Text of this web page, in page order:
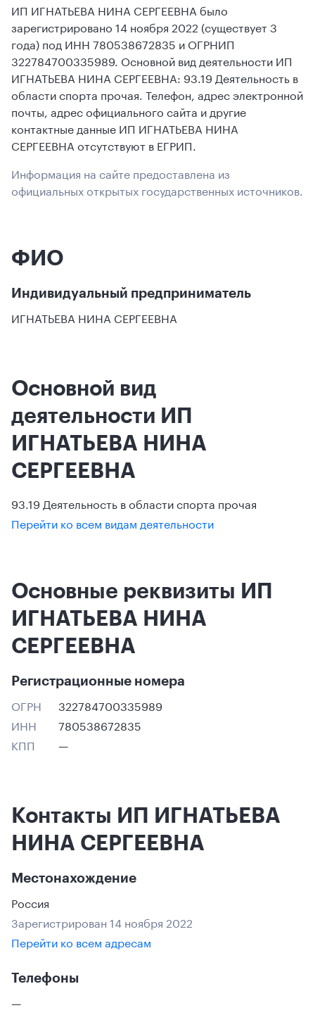
ИП ИГНАТЬЕВА НИНА СЕРГЕЕВНА было
зарегистрировано 14 ноября 2022 (существует 3
года) под ИНН 780538672835 и ОГРНИП
322784700335989. Основной вид деятельности ИП
ИГНАТЬЕВА НИНА СЕРГЕЕВНА: 93.19 Деятельность в
области спорта прочая. Телефон, адрес электронной
почты, адрес официального сайта и другие
контактные данные ИП ИГНАТЬЕВА НИНА
СЕРГЕЕВНА отсутствуют в ЕГРИП.
Информация на сайте предоставлена из
официальных открытых государственных источников.
ФИО
Индивидуальный предприниматель
ИГНАТЬЕВА НИНА СЕРГЕЕВНА
Основной вид
деятельности ИП
ИГНАТЬЕВА НИНА
СЕРГЕЕВНА
93.19 Деятельность в области спорта прочая
Перейти ко всем видам деятельности
Основные реквизиты ИП
ИГНАТЬЕВА НИНА
СЕРГЕЕВНА
Регистрационные номера
ОГРН
322784700335989
ИНН
780538672835
КПП
—
Контакты ИП ИГНАТЬЕВА
НИНА СЕРГЕЕВНА
Местонахождение
Россия
Зарегистрирован 14 ноября 2022
Перейти ко всем адресам
Телефоны
—